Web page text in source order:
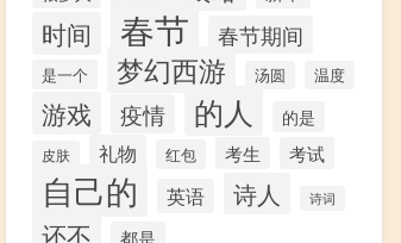
时间 春节 春节期间
是一个 梦幻西游 汤圆 温度
游戏 疫情 的人 的是
皮肤 礼物 红包 考生 考试
自己的 英语 诗人 诗词
还不 都是